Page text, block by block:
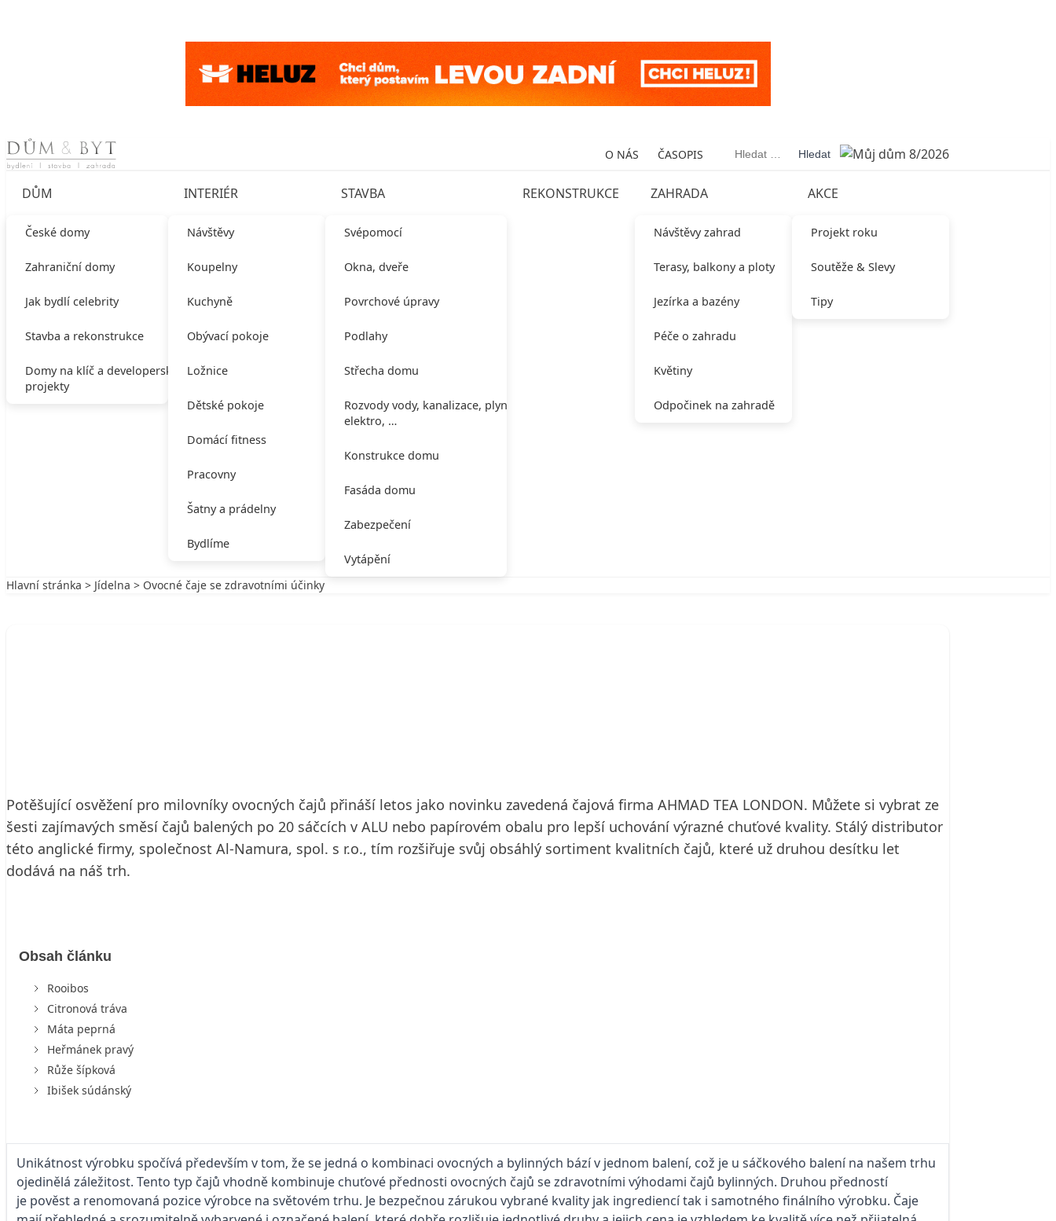
Skip to content O NÁS ČASOPIS Vyhledávání
DŮM
České domy
Zahraniční domy
Jak bydlí celebrity
Stavba a rekonstrukce
Domy na klíč a developerské
projekty
INTERIÉR
Návštěvy
Koupelny
Kuchyně
Obývací pokoje
Ložnice
Dětské pokoje
Domácí fitness
Pracovny
Šatny a prádelny
Bydlíme
STAVBA
Svépomocí
Okna, dveře
Povrchové úpravy
Podlahy
Střecha domu
Rozvody vody, kanalizace, plynu,
elektro, …
Konstrukce domu
Fasáda domu
Zabezpečení
Vytápění
REKONSTRUKCE ZAHRADA
Návštěvy zahrad
Terasy, balkony a ploty
Jezírka a bazény
Péče o zahradu
Květiny
Odpočinek na zahradě
AKCE
Projekt roku
Soutěže & Slevy
Tipy
Hlavní stránka > Jídelna > Ovocné čaje se zdravotními účinky
Potěšující osvěžení pro milovníky ovocných čajů přináší letos jako novinku zavedená čajová firma AHMAD TEA LONDON. Můžete si vybrat ze
šesti zajímavých směsí čajů balených po 20 sáčcích v ALU nebo papírovém obalu pro lepší uchování výrazné chuťové kvality. Stálý distributor
této anglické firmy, společnost Al-Namura, spol. s r.o., tím rozšiřuje svůj obsáhlý sortiment kvalitních čajů, které už druhou desítku let
dodává na náš trh.
Obsah článku
Rooibos
Citronová tráva
Máta peprná
Heřmánek pravý
Růže šípková
Ibišek súdánský
Unikátnost výrobku spočívá především v tom, že se jedná o kombinaci ovocných a bylinných bází v jednom balení, což je u sáčkového balení na našem trhu
ojedinělá záležitost. Tento typ čajů vhodně kombinuje chuťové přednosti ovocných čajů se zdravotními výhodami čajů bylinných. Druhou předností
je pověst a renomovaná pozice výrobce na světovém trhu. Je bezpečnou zárukou vybrané kvality jak ingrediencí tak i samotného finálního výrobku. Čaje